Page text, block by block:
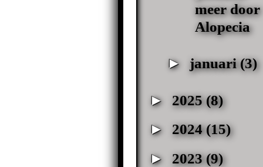
meer door
Alopecia
► januari(3)
► 2025(8)
► 2024(15)
► 2023(9)